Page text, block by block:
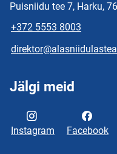
Puisniidu tee 7, Harku,
+372 5553 8003
Jälgi meid
Instagram Facebook